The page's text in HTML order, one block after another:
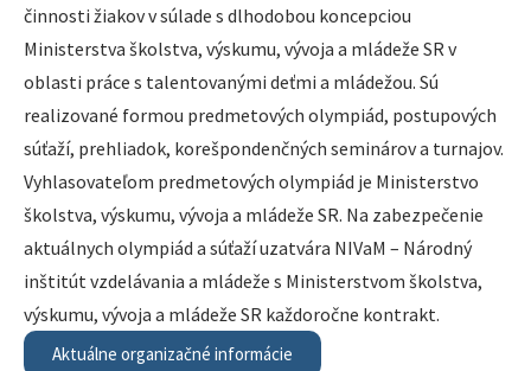
činnosti žiakov v súlade s dlhodobou koncepciou
Ministerstva školstva, výskumu, vývoja a mládeže SR v
oblasti práce s talentovanými deťmi a mládežou. Sú
realizované formou predmetových olympiád, postupových
súťaží, prehliadok, korešpondenčných seminárov a turnajov.
Vyhlasovateľom predmetových olympiád je Ministerstvo
školstva, výskumu, vývoja a mládeže SR. Na zabezpečenie
aktuálnych olympiád a súťaží uzatvára NIVaM – Národný
inštitút vzdelávania a mládeže s Ministerstvom školstva,
výskumu, vývoja a mládeže SR každoročne kontrakt.
Aktuálne organizačné informácie